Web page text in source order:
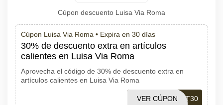
Cúpon descuento Luisa Via Roma
Cúpon Luisa Via Roma • Expira en 30 días
30% de descuento extra en artículos
calientes en Luisa Via Roma
Aprovecha el código de 30% de descuento extra en
artículos calientes en Luisa Via Roma
HOT30
VER CÚPON